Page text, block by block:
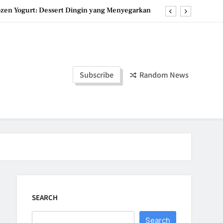
Yogurt: Dessert Dingin yang Menyegarkan
Roti Jepang Lembut yang Menggoda Selera
Manis dan Gurih yang Memanjakan Lidah
Subscribe Random News
SEARCH
Search